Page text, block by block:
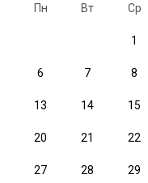
Пн Вт Ср
1
6 7 8
13 14 15
20 21 22
27 28 29